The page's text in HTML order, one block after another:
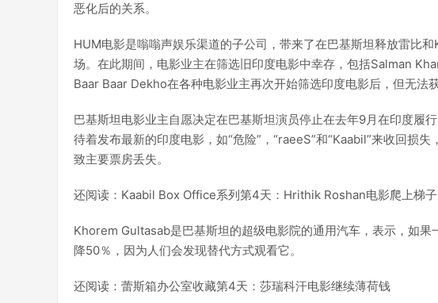
恶化后的关系。
HUM电影是嗡嗡声娱乐渠道的子公司，带来了在巴基斯坦释放雷比
场。在此期间，电影业主在筛选旧印度电影中幸存，包括Salman
Baar Baar Dekho在各种电影业主再次开始筛选印度电影后，但无法
巴基斯坦电影业主自愿决定在巴基斯坦演员停止在去年9月在印度履
待着发布最新的印度电影，如“危险”，“raeeS”和“Kaabil”来收回损
致主要票房丢失。
还阅读：Kaabil Box Office系列第4天：Hrithik Roshan电影爬上梯子
Khorem Gultasab是巴基斯坦的超级电影院的通用汽车，表示，如
降50％，因为人们会发现替代方式观看它。
还阅读：蕾斯箱办公室收藏第4天：莎瑞科汗电影继续薄荷钱